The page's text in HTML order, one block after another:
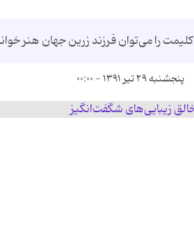
کلیمت را می‌توان فرزند زرین جهان هنر
پنجشنبه ۲۹ تیر ۱۳۹۱ - ۰۰:۰۰